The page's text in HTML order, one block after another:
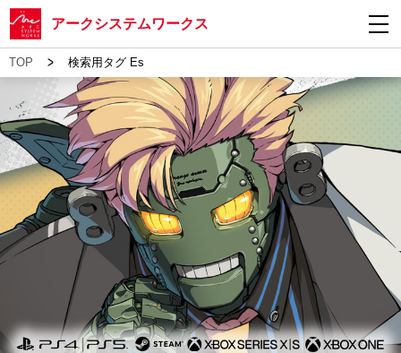
アークシステムワークス
TOP > 検索用タグ Es